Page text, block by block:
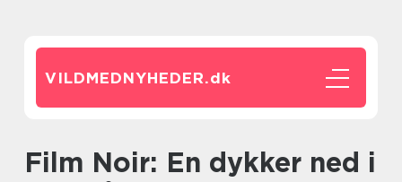
VILDMEDNYHEDER.dk
Film Noir: En dykker ned i